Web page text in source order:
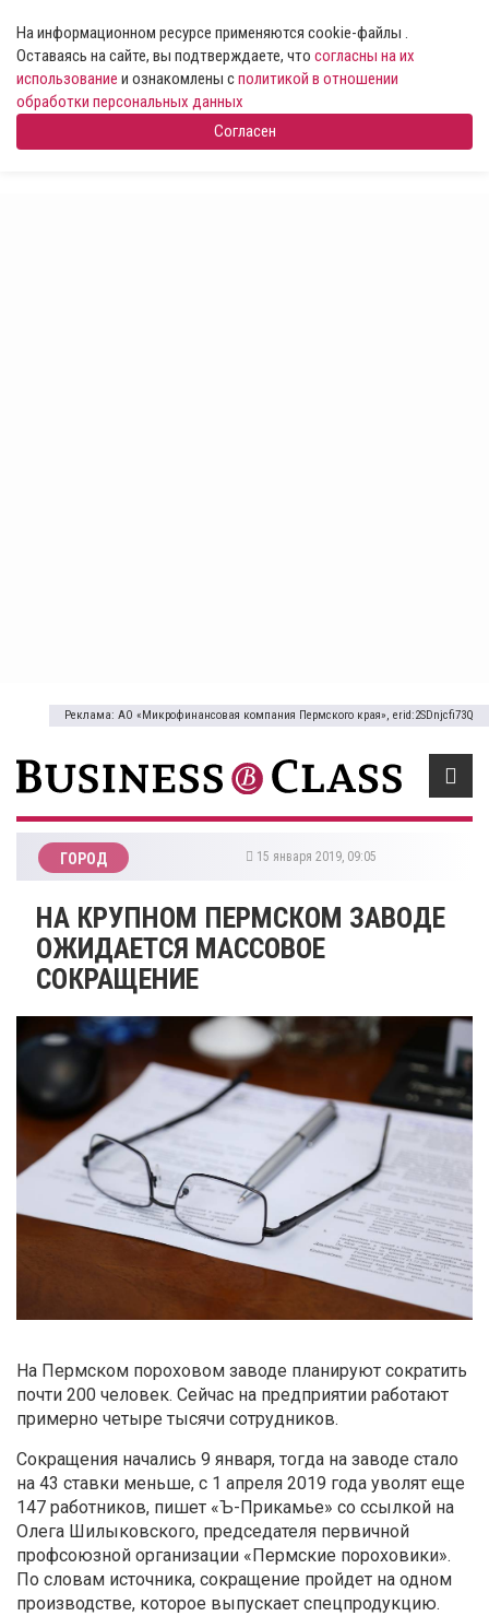
На информационном ресурсе применяются cookie-файлы .
Оставаясь на сайте, вы подтверждаете, что согласны на их
использование и ознакомлены сполитикой в отношении
обработки персональных данных
Согласен
Реклама: АО «Микрофинансовая компания Пермского края», erid:2SDnjcfi73Q
ГОРОД 15 января 2019, 09:05
НА КРУПНОМ ПЕРМСКОМ ЗАВОДЕ
ОЖИДАЕТСЯ МАССОВОЕ
СОКРАЩЕНИЕ
На Пермском пороховом заводе планируют сократить
почти 200 человек. Сейчас на предприятии работают
примерно четыре тысячи сотрудников.
Сокращения начались 9 января, тогда на заводе стало
на 43 ставки меньше, с 1 апреля 2019 года уволят еще
147 работников, пишет «Ъ-Прикамье» со ссылкой на
Олега Шилыковского, председателя первичной
профсоюзной организации «Пермские пороховики».
По словам источника, сокращение пройдет на одном
производстве, которое выпускает спецпродукцию.